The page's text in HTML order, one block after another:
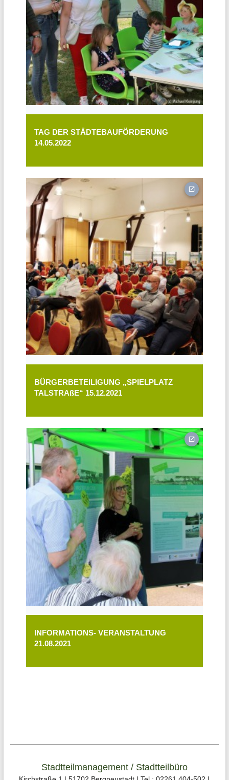
TAG DER STÄDTEBAUFÖRDERUNG
14.05.2022
BÜRGERBETEILIGUNG „SPIELPLATZ
TALSTRAßE“ 15.12.2021
INFORMATIONS- VERANSTALTUNG
21.08.2021
Stadtteilmanagement / Stadtteilbüro